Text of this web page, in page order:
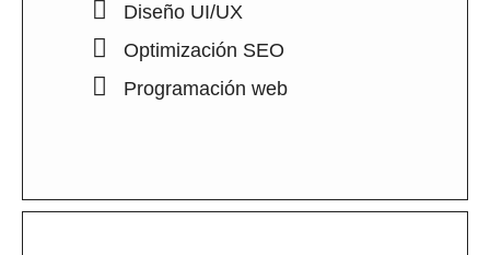
Diseño UI/UX
Optimización SEO
Programación web